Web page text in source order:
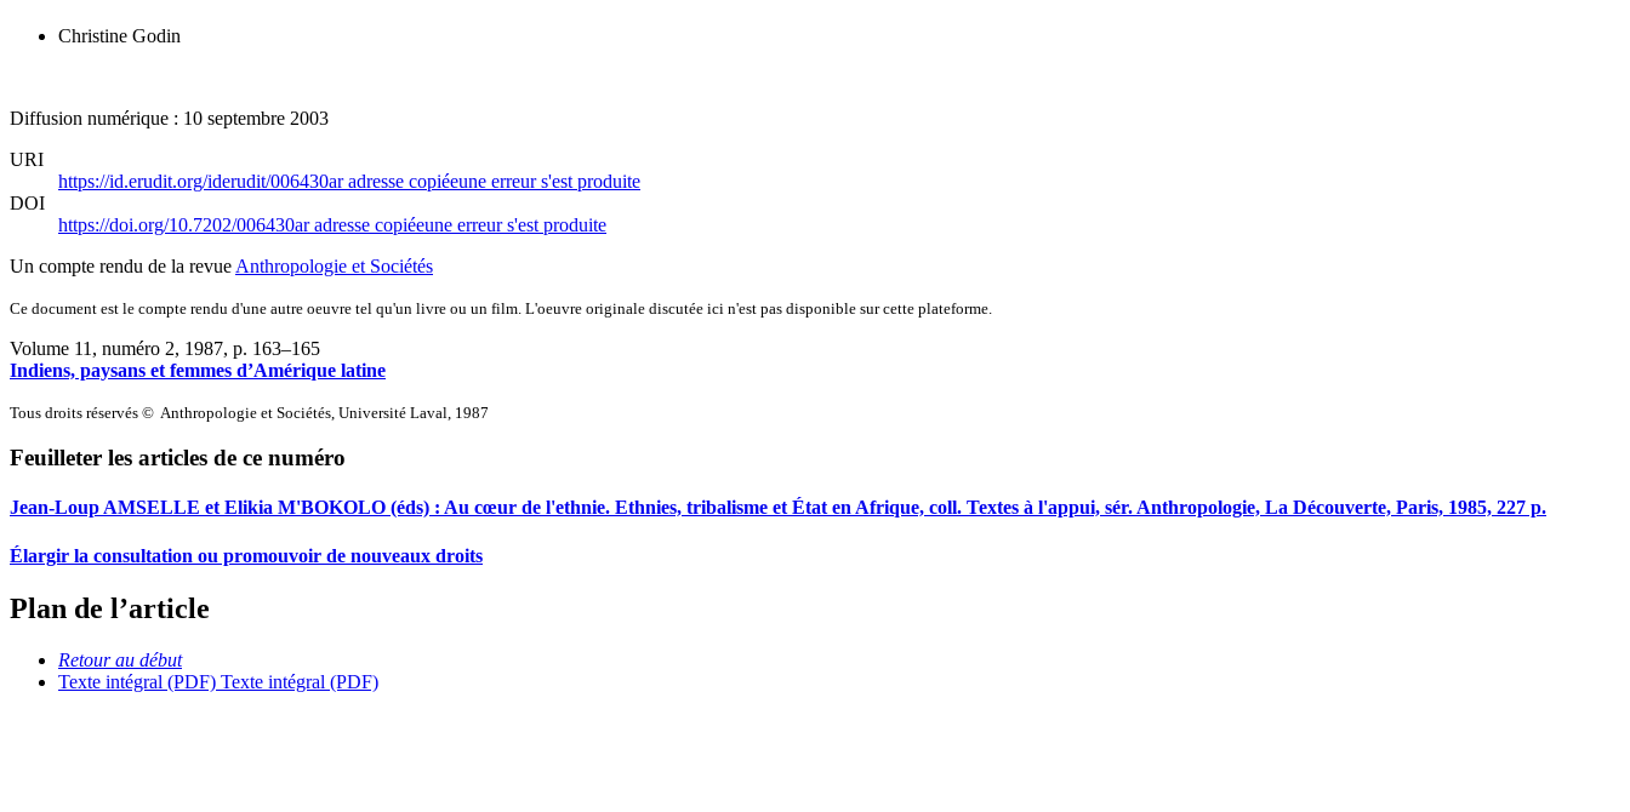
Christine Godin
Diffusion numérique : 10 septembre 2003
URI
https://id.erudit.org/iderudit/006430aradresse copiéeune erreur s'est produite
DOI
https://doi.org/10.7202/006430aradresse copiéeune erreur s'est produite
Un compte rendu de la revue Anthropologie et Sociétés
Ce document est le compte rendu d'une autre oeuvre tel qu'un livre ou un film. L'oeuvre originale discutée ici n'est pas disponible sur cette plateforme.
Volume 11, numéro 2, 1987, p. 163–165
Indiens, paysans et femmes d’Amérique latine
Tous droits réservés © Anthropologie et Sociétés, Université Laval, 1987
Feuilleter les articles de ce numéro
Jean-Loup AMSELLE et Elikia M'BOKOLO (éds) : Au cœur de l'ethnie. Ethnies, tribalisme et État en Afrique, coll. Textes à l'appui, sér. Anthropologie, La Découverte, Paris, 1985, 227 p.
Élargir la consultation ou promouvoir de nouveaux droits
Plan de l’article
Retour au début
Texte intégral (PDF) Texte intégral (PDF)